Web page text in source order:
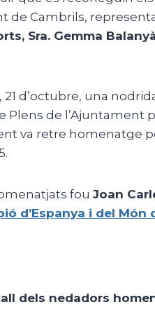
de Cambrils,
Sra. Gemma
21 d’octubre, una
Plens de
va retre homenatge
fou Joan
d’Espanya i del Món
dels nedadors